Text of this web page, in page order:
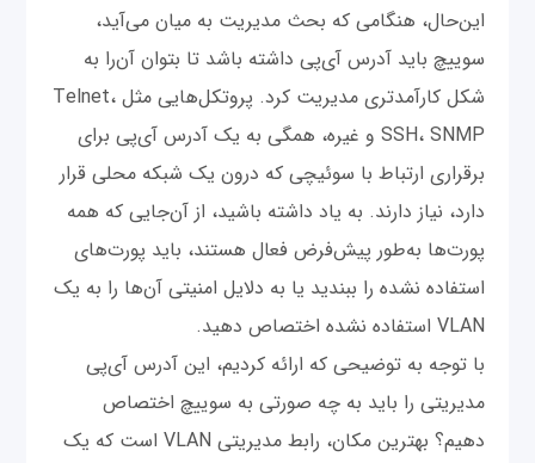
این‌حال، هنگامی که بحث مدیریت به میان می‌آید،
سوییچ باید آدرس آی‌پی داشته باشد تا بتوان آن‌را به
شکل کارآمدتری مدیریت کرد. پروتکل‌هایی مثل Telnet،
SSH، SNMP و غیره، همگی به یک آدرس آی‌پی برای
برقراری ارتباط با سوئیچی که درون یک شبکه محلی قرار
دارد، نیاز دارند. به یاد داشته باشید، از آن‌جایی که همه
پورت‌ها به‌طور پیش‌فرض فعال هستند، باید پورت‌های
استفاده نشده را ببندید یا به دلایل امنیتی آن‌ها را به یک
VLAN استفاده نشده اختصاص دهید.
با توجه به توضیحی که ارائه کردیم، این آدرس آی‌پی
مدیریتی را باید به چه صورتی به سوییچ اختصاص
دهیم؟ بهترین مکان، رابط مدیریتی VLAN است که یک